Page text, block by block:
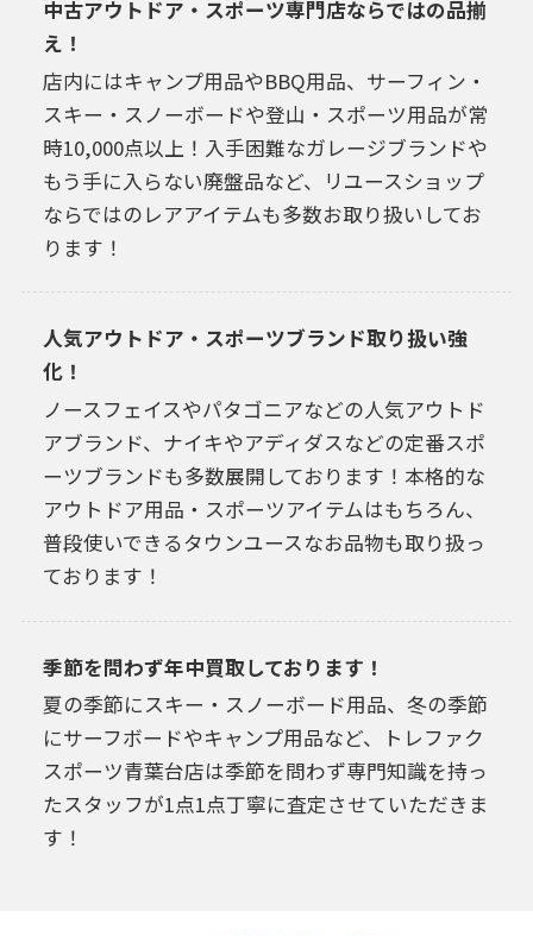
中古アウトドア・スポーツ専門店ならではの品揃
え！
店内にはキャンプ用品やBBQ用品、サーフィン・
スキー・スノーボードや登山・スポーツ用品が常
時10,000点以上！入手困難なガレージブランドや
もう手に入らない廃盤品など、リユースショップ
ならではのレアアイテムも多数お取り扱いしてお
ります！
人気アウトドア・スポーツブランド取り扱い強
化！
ノースフェイスやパタゴニアなどの人気アウトド
アブランド、ナイキやアディダスなどの定番スポ
ーツブランドも多数展開しております！本格的な
アウトドア用品・スポーツアイテムはもちろん、
普段使いできるタウンユースなお品物も取り扱っ
ております！
季節を問わず年中買取しております！
夏の季節にスキー・スノーボード用品、冬の季節
にサーフボードやキャンプ用品など、トレファク
スポーツ青葉台店は季節を問わず専門知識を持っ
たスタッフが1点1点丁寧に査定させていただきま
す！